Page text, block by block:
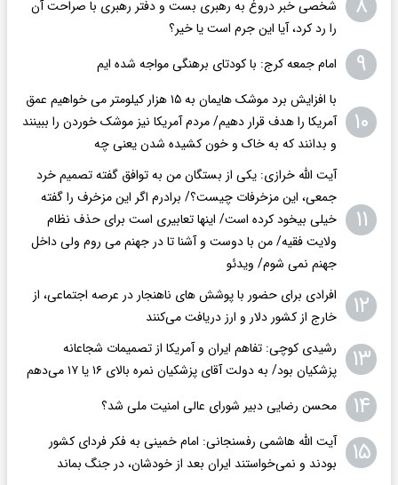
شخصی خبر دروغ به رهبری بست و دفتر رهبری با صراحت آن
را رد کرد، آیا این جرم است یا خیر؟
۹ امام جمعه کرج: با کودتای برهنگی مواجه شده ایم
۱۰
با افزایش برد موشک هایمان به ۱۵ هزار کیلومتر می خواهیم عمق
آمریکا را هدف قرار دهیم/ مردم آمریکا نیز موشک خوردن را ببینند
و بدانند که به خاک و خون کشیده شدن یعنی چه
۱۱
آیت الله خرازی: یکی از بستگان من به توافق گفته تصمیم خرد
جمعی، این مزخرفات چیست؟/ برادرم اگر این مزخرف را گفته
خیلی بیخود کرده است/ اینها تعابیری است برای حذف نظام
ولایت فقیه/ من با دوست و آشنا تا در جهنم می روم ولی داخل
جهنم نمی شوم/ ویدئو
۱۲
افرادی برای حضور با پوشش های ناهنجار در عرصه اجتماعی، از
خارج از کشور دلار و ارز دریافت می‌کنند
۱۳
رشیدی کوچی: تفاهم ایران و آمریکا از تصمیمات شجاعانه
پزشکیان بود/ به دولت آقای پزشکیان نمره بالای ۱۶ یا ۱۷ می‌دهم
۱۴ محسن رضایی دبیر شورای عالی امنیت ملی شد؟
۱۵
آیت الله هاشمی رفسنجانی: امام خمینی به فکر فردای کشور
بودند و نمی‌خواستند ایران بعد از خودشان، در جنگ بماند